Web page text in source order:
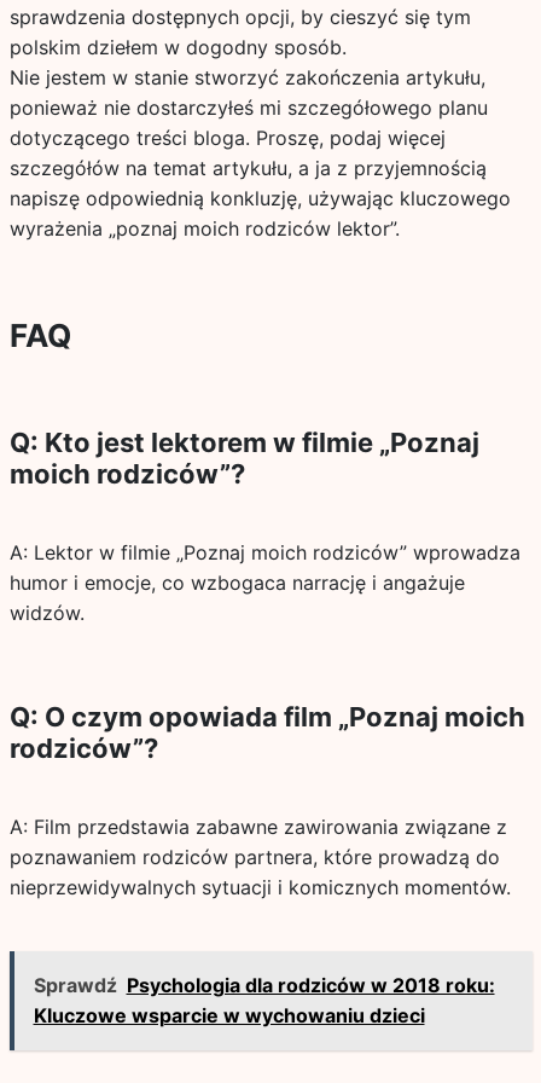
sprawdzenia dostępnych opcji, by cieszyć się tym
polskim dziełem w dogodny sposób.
Nie jestem w stanie stworzyć zakończenia artykułu,
ponieważ nie dostarczyłeś mi szczegółowego planu
dotyczącego treści bloga. Proszę, podaj więcej
szczegółów na temat artykułu, a ja z przyjemnością
napiszę odpowiednią konkluzję, używając kluczowego
wyrażenia „poznaj moich rodziców lektor”.
FAQ
Q: Kto jest lektorem w filmie „Poznaj
moich rodziców”?
A: Lektor w filmie „Poznaj moich rodziców” wprowadza
humor i emocje, co wzbogaca narrację i angażuje
widzów.
Q: O czym opowiada film „Poznaj moich
rodziców”?
A: Film przedstawia zabawne zawirowania związane z
poznawaniem rodziców partnera, które prowadzą do
nieprzewidywalnych sytuacji i komicznych momentów.
Sprawdź Psychologia dla rodziców w 2018 roku:
Kluczowe wsparcie w wychowaniu dzieci